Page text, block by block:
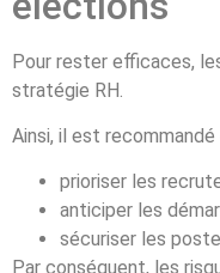
Pour rester efficaces,
stratégie RH.
Ainsi, il est recommandé
prioriser les
anticiper les
sécuriser les
Par conséquent, les